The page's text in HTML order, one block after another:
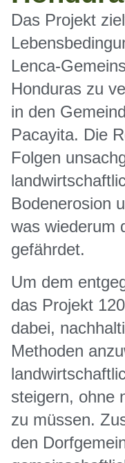
Das Projekt
Lenca-
Honduras zu
in den
Pacayita. Die
Folgen
Bodenerosion
was wiederum
gefährdet.
Um dem
das Projekt
dabei,
Methoden
steigern, ohne
zu müssen.
den